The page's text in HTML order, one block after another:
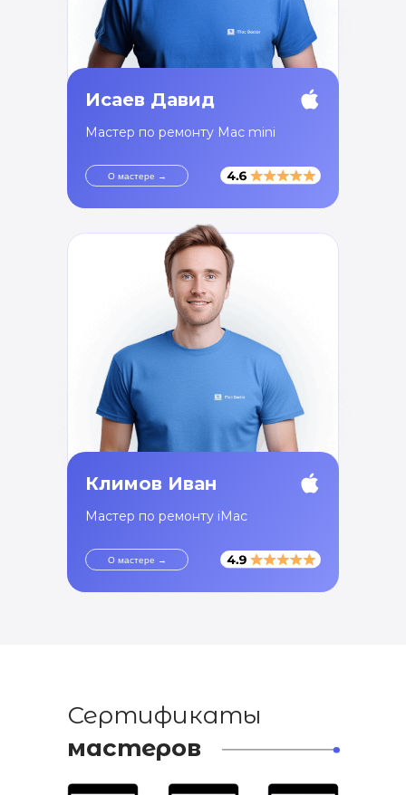
Исаев Давид
Мастер по ремонту Mac mini
О мастере →
Климов Иван
Мастер по ремонту iMac
О мастере →
Сертификаты
мастеров